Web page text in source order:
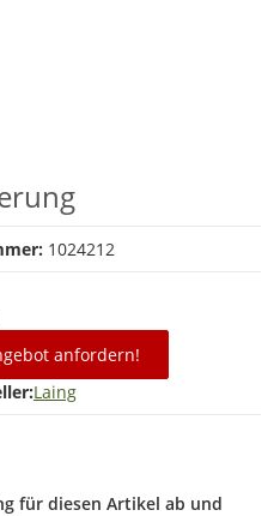
1024212
anfordern!
Laing
für diesen Artikel ab und